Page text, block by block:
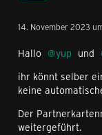
14. November 2023
Hallo yup und
ihr könnt selber
keine
Der
weitergeführt.